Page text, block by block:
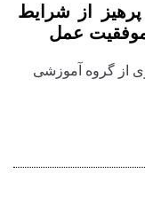
از شرایط
عمل
از گروه آموزشی